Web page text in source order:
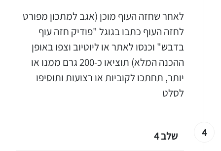
אותי באינסטגרם
לאחר שחזה העוף מוכן (אגב למתכון מפורט
לחזה העוף כתבו בגוגל "פודיק חזה עוף
בדבש" וכנסו לאתר או ליוטיוב וצפו באופן
ההכנה המלא) תוציאו כ-200 גרם ממנו או
יותר, תחתכו לקוביות או רצועות ותוסיפו
לסלט
4 שלב 4